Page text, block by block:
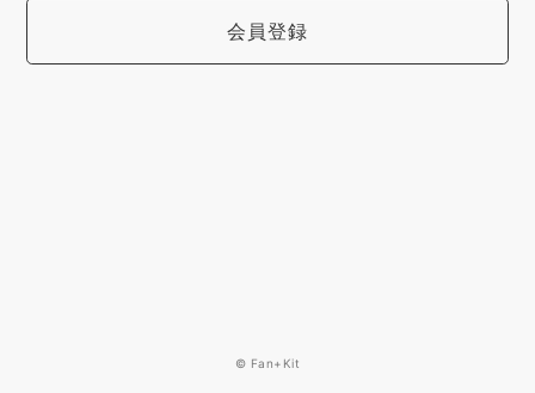
会員登録
© Fan+Kit